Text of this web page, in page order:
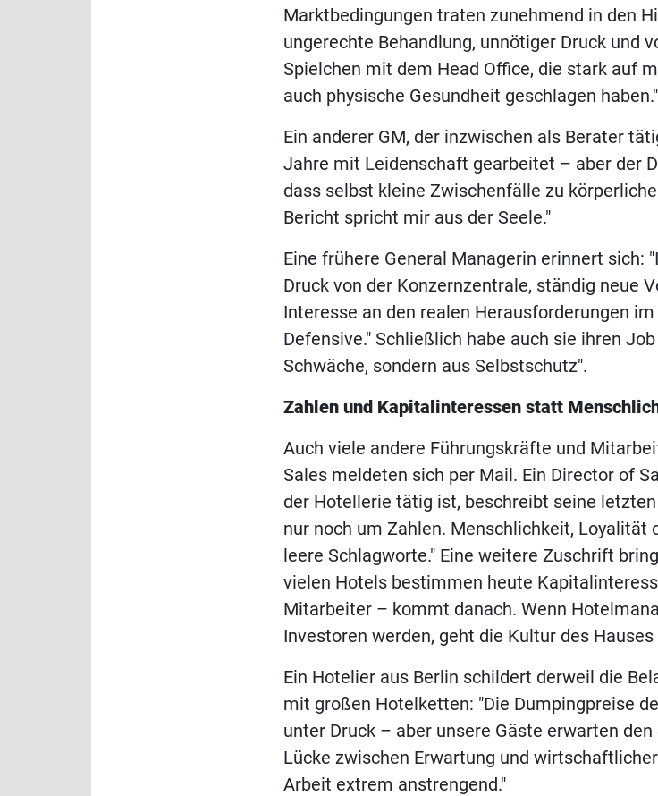
Marktbedingungen traten zunehmend in den
ungerechte Behandlung, unnötiger Druck und
Spielchen mit dem Head Office, die stark auf
auch physische Gesundheit geschlagen haben."
Ein anderer GM, der inzwischen als Berater
Jahre mit Leidenschaft gearbeitet – aber der
dass selbst kleine Zwischenfälle zu
Bericht spricht mir aus der Seele."
Eine frühere General Managerin erinnert sich:
Druck von der Konzernzentrale, ständig neue
Interesse an den realen Herausforderungen
Defensive." Schließlich habe auch sie ihren
Schwäche, sondern aus Selbstschutz".
Zahlen und Kapitalinteressen statt
Auch viele andere Führungskräfte und
Sales meldeten sich per Mail. Ein Director of
der Hotellerie tätig ist, beschreibt seine
nur noch um Zahlen. Menschlichkeit, Loyalität
leere Schlagworte." Eine weitere Zuschrift
vielen Hotels bestimmen heute
Mitarbeiter – kommt danach. Wenn
Investoren werden, geht die Kultur des Hauses
Ein Hotelier aus Berlin schildert derweil die
mit großen Hotelketten: "Die Dumpingpreise
unter Druck – aber unsere Gäste erwarten
Lücke zwischen Erwartung und
Arbeit extrem anstrengend."